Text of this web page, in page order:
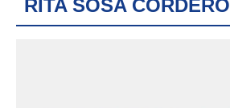
RITA SOSA CORDERO